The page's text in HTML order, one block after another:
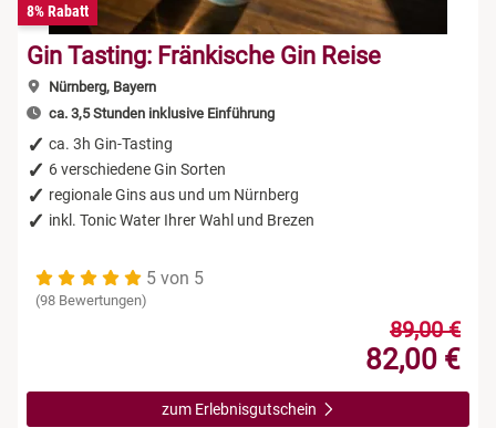
8% Rabatt
Gin Tasting: Fränkische Gin Reise
Nürnberg, Bayern
ca. 3,5 Stunden inklusive Einführung
ca. 3h Gin-Tasting
6 verschiedene Gin Sorten
regionale Gins aus und um Nürnberg
inkl. Tonic Water Ihrer Wahl und Brezen
5 von 5
(98 Bewertungen)
89,00 €
82,00 €
zum Erlebnisgutschein